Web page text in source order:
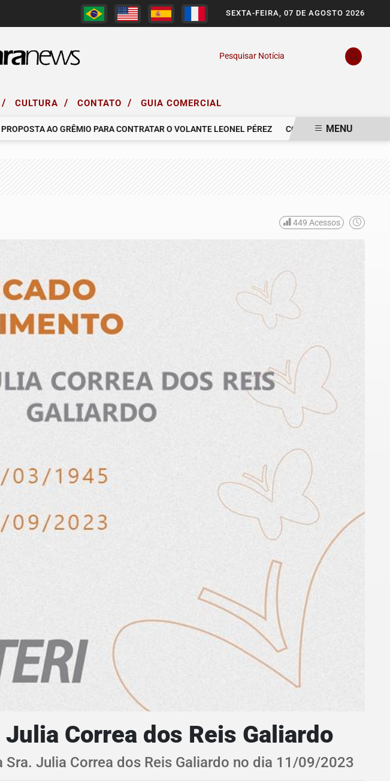
SEXTA-FEIRA, 07 DE AGOSTO 2026
Pesquisar Notícia
/ CULTURA / CONTATO / GUIA COMERCIAL
AO GRÊMIO PARA CONTRATAR O VOLANTE LEONEL PÉREZ COMUNICAMOS OMENU
449 Acessos
Correa dos Reis Galiardo
Julia Correa dos Reis Galiardo no dia 11/09/2023